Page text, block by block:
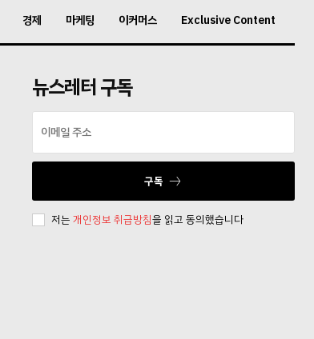
경제 마케팅 이커머스 Exclusive Content
뉴스레터 구독
구독
저는 개인정보 취급방침을 읽고 동의했습니다